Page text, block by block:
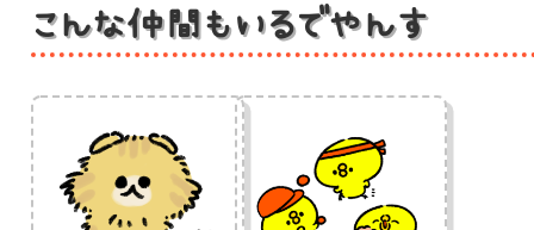
こんな仲間もいるでやんす